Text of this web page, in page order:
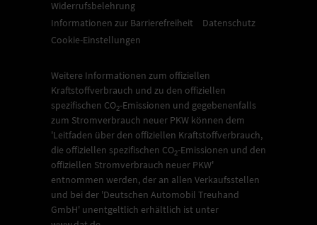
Widerrufsbelehrung
Informationen zur Barrierefreiheit
Datenschutz
Cookie-Einstellungen
Weitere Informationen zum offiziellen
Kraftstoffverbrauch und zu den offiziellen
spezifischen CO2-Emissionen und gegebenenfalls
zum Stromverbrauch neuer PKW können dem
'Leitfaden über den offiziellen Kraftstoffverbrauch,
die offiziellen spezifischen CO2-Emissionen und den
offiziellen Stromverbrauch neuer PKW'
entnommen werden, der an allen Verkaufsstellen
und bei der 'Deutschen Automobil Treuhand
GmbH' unentgeltlich erhältlich ist unter